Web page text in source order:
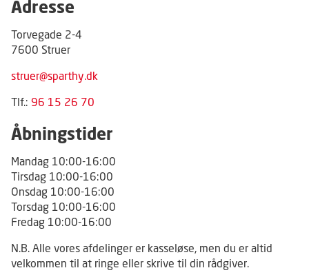
Adresse
Torvegade 2-4
7600 Struer
struer@sparthy.dk
Tlf.: 96 15 26 70
Åbningstider
Mandag 10:00-16:00
Tirsdag 10:00-16:00
Onsdag 10:00-16:00
Torsdag 10:00-16:00
Fredag 10:00-16:00
N.B. Alle vores afdelinger er kasseløse, men du er altid
velkommen til at ringe eller skrive til din rådgiver.